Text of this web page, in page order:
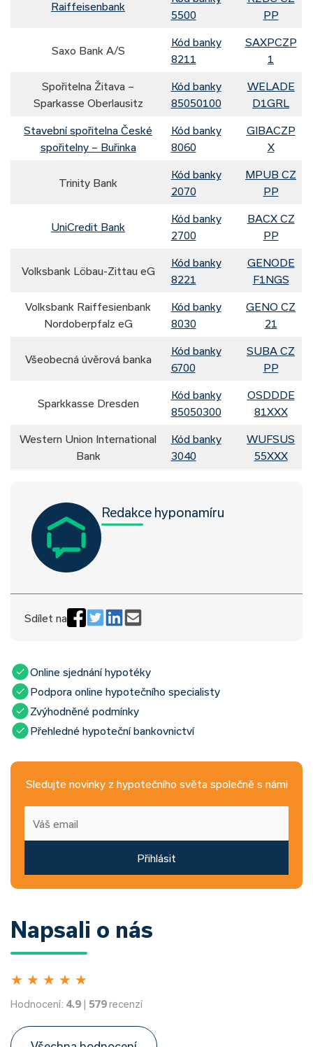
Raiffeisenbank
5500
PP
Saxo Bank A/S
Kód banky
8211
SAXPCZP
1
Spořitelna Žitava –
Sparkasse Oberlausitz
Kód banky
85050100
WELADE
D1GRL
Stavební spořitelna České
spořitelny – Buřinka
Kód banky
8060
GIBACZP
X
Trinity Bank
Kód banky
2070
MPUB CZ
PP
UniCredit Bank
Kód banky
2700
BACX CZ
PP
Volksbank Löbau-Zittau eG
Kód banky
8221
GENODE
F1NGS
Volksbank Raiffesienbank
Nordoberpfalz eG
Kód banky
8030
GENO CZ
21
Všeobecná úvěrová banka
Kód banky
6700
SUBA CZ
PP
Sparkkasse Dresden
Kód banky
85050300
OSDDDE
81XXX
Western Union International
Bank
Kód banky
3040
WUFSUS
55XXX
Redakce hyponamíru
Sdílet na
Online sjednání hypotéky
Podpora online hypotečního specialisty
Zvýhodněné podmínky
Přehledné hypoteční bankovnictví
Sledujte novinky z hypotečního světa společně s námi
Přihlásit
Napsali o nás
★ ★ ★ ★ ★
Hodnocení: 4.9 | 579recenzí